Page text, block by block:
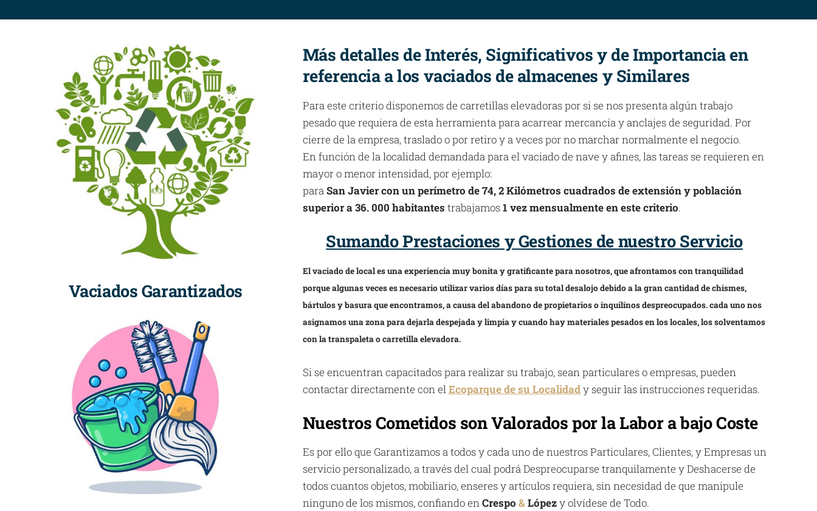
Vaciados Garantizados
Más detalles de Interés, Significativos y de Importancia en
referencia a los vaciados de almacenes y Similares
Para este criterio disponemos de carretillas elevadoras por si se nos presenta algún trabajo
pesado que requiera de esta herramienta para acarrear mercancía y anclajes de seguridad. Por
cierre de la empresa, traslado o por retiro y a veces por no marchar normalmente el negocio.
En función de la localidad demandada para el vaciado de nave y afines, las tareas se requieren en
mayor o menor intensidad, por ejemplo:
paraSan Javier con un perímetro de 74, 2 Kilómetros cuadrados de extensión y población
superior a 36. 000 habitantes trabajamos1 vez mensualmente en este criterio.
Sumando Prestaciones y Gestiones de nuestro Servicio
El vaciado de local es una experiencia muy bonita y gratificante para nosotros, que afrontamos con tranquilidad
porque algunas veces es necesario utilizar varios días para su total desalojo debido a la gran cantidad de chismes,
bártulos y basura que encontramos, a causa del abandono de propietarios o inquilinos despreocupados. cada uno nos
asignamos una zona para dejarla despejada y limpia y cuando hay materiales pesados en los locales, los solventamos
con la transpaleta o carretilla elevadora.
Si se encuentran capacitados para realizar su trabajo, sean particulares o empresas, pueden
contactar directamente con elEcoparque de su Localidady seguir las instrucciones requeridas.
Nuestros Cometidos son Valorados por la Labor a bajo Coste
Es por ello que Garantizamos a todos y cada uno de nuestros Particulares, Clientes, y Empresas un
servicio personalizado, a través del cual podrá Despreocuparse tranquilamente y Deshacerse de
todos cuantos objetos, mobiliario, enseres y artículos requiera, sin necesidad de que manipule
ninguno de los mismos, confiando enCrespo &Lópezy olvídese de Todo.